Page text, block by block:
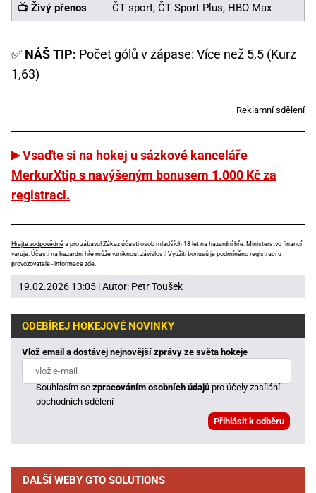
📺 Živý přenos ČT sport, ČT Sport Plus, HBO Max
✅ NÁŠ TIP: Počet gólů v zápase: Více než 5,5 (Kurz
1,63)
Reklamní sdělení
Vsaďte si na hokej u sázkové kanceláře
MerkurXtip s navýšeným bonusem 1.000 Kč za
registraci.
Hrajte zodpovědně a pro zábavu! Zákaz účasti osob mladších 18 let na hazardní hře. Ministerstvo financí
varuje: Účastí na hazardní hře může vzniknout závislost! Využití bonusů je podmíněno registrací u
provozovatele -informace zde.
19.02.2026 13:05 | Autor: Petr Toušek
ODEBÍREJ HOKEJOVÉ NOVINKY
Vlož email a dostávej nejnovější zprávy ze světa hokeje
Souhlasím sezpracováním osobních údajůpro účely zasílání
obchodních sdělení
DALŠÍ WEBY GTO SOLUTIONS